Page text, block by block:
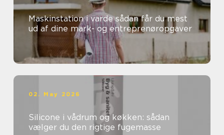
Maskinstation i varde sådan får du mest
ud af dine mark- og entreprenøropgaver
02. May 2026
Silicone i vådrum og køkken: sådan
vælger du den rigtige fugemasse